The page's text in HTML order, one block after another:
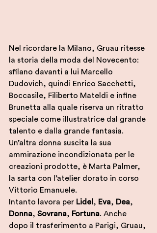
Nel ricordare la Milano, Gruau ritesse
la storia della moda del Novecento:
sfilano davanti a lui Marcello
Dudovich, quindi Enrico Sacchetti,
Boccasile, Filiberto Mateldi e infine
Brunetta alla quale riserva un ritratto
speciale come illustratrice dal grande
talento e dalla grande fantasia.
Un’altra donna suscita la sua
ammirazione incondizionata per le
creazioni prodotte, è Marta Palmer,
la sarta con l’atelier dorato in corso
Vittorio Emanuele.
Intanto lavora per Lidel , Eva, Dea,
Donna, Sovrana, Fortuna. Anche
dopo il trasferimento a Parigi, Gruau,